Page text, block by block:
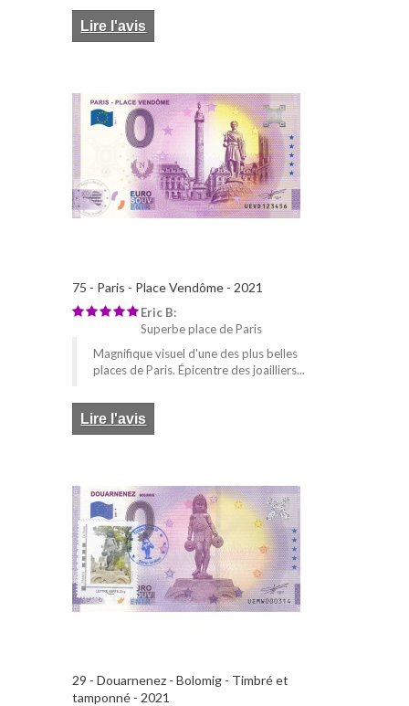
Lire l'avis
75 - Paris - Place Vendôme - 2021
Eric B:
Superbe place de Paris
Magnifique visuel d'une des plus belles
places de Paris. Épicentre des joailliers...
Lire l'avis
29 - Douarnenez - Bolomig - Timbré et
tamponné - 2021